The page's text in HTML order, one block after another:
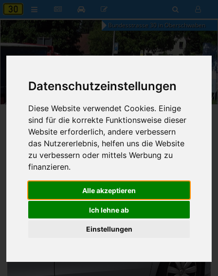
Datenschutzeinstellungen
Diese Website verwendet Cookies. Einige
sind für die korrekte Funktionsweise dieser
Website erforderlich, andere verbessern
das Nutzererlebnis, helfen uns die Website
zu verbessern oder mittels Werbung zu
finanzieren.
Alle akzeptieren
Ich lehne ab
Einstellungen
Bundesstrasse 30 in Oberschwaben
04:24
Sonntag, 9. August 2026
Startseite» B30 aktuell»Nachrichten
22.05.2026 - 18:56 Uhr
Franz Fischer
Nr. 9388
300
Klein-Lkw deutlich überladen